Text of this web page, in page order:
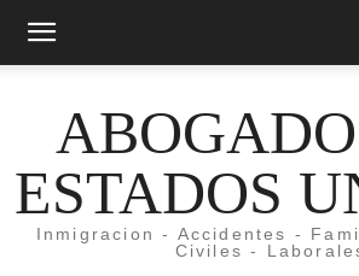
ESTADOS
Inmigracion - Accidentes -
Civiles -